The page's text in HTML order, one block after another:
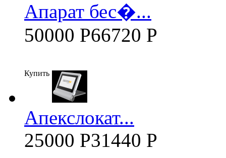
Апарат бес�...
50000 Р66720 Р
Купить
Апекслокат...
25000 Р31440 Р